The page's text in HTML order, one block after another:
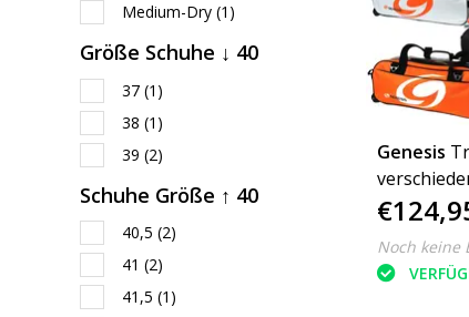
Medium-Dry (1)
Größe Schuhe ↓ 40
37 (1)
38 (1)
39 (2)
Schuhe Größe ↑ 40
40,5 (2)
41 (2)
41,5 (1)
Genesis
Noch keine